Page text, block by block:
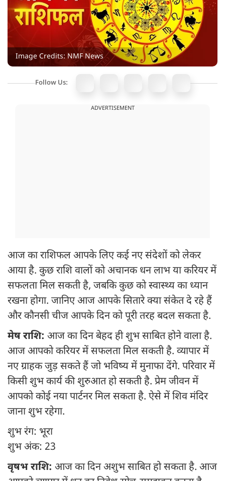
Image Credits: NMF News
Follow Us:
ADVERTISEMENT
आज का राशिफल आपके लिए कई नए संदेशों को लेकर
आया है. कुछ राशि वालों को अचानक धन लाभ या करियर में
सफलता मिल सकती है, जबकि कुछ को स्वास्थ्य का ध्यान
रखना होगा. जानिए आज आपके सितारे क्या संकेत दे रहे हैं
और कौनसी चीज आपके दिन को पूरी तरह बदल सकता है.
मेष राशि: आज का दिन बेहद ही शुभ साबित होने वाला है.
आज आपको करियर में सफलता मिल सकती है. व्यापार में
नए ग्राहक जुड़ सकते हैं जो भविष्य में मुनाफा देंगे. परिवार में
किसी शुभ कार्य की शुरुआत हो सकती है. प्रेम जीवन में
आपको कोई नया पार्टनर मिल सकता है. ऐसे में शिव मंदिर
जाना शुभ रहेगा.
शुभ रंग: भूरा
शुभ अंक: 23
वृषभ राशि: आज का दिन अशुभ साबित हो सकता है. आज